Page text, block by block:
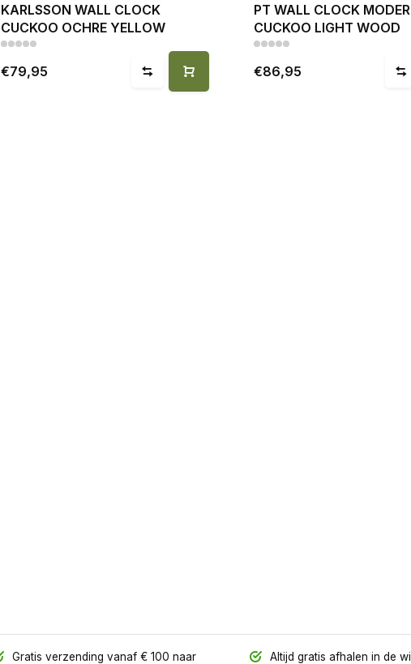
KARLSSON WALL CLOCK
CUCKOO OCHRE YELLOW
€79,95
PT WALL CLOCK
CUCKOO LIGHT WOOD
€86,95
Gratis verzending vanaf € 100 naar
Altijd gratis afhalen in de